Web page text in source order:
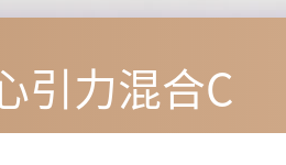
引力混合C